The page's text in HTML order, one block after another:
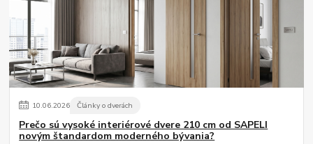
10.06.2026 Články o dverách
Prečo sú vysoké interiérové dvere 210 cm od SAPELI
novým štandardom moderného bývania?